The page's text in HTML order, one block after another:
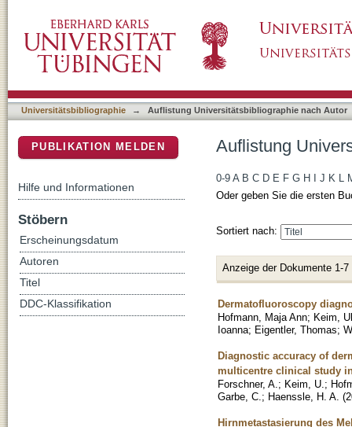
Universitätsbibliographie → Auflistung Universitätsbibliographie nach Autor
Auflistung
0-9 A B C D E F G H J K L
Oder geben Sie die ersten
Sortiert nach:
Anzeige der Dokumente 1-7
Dermatofluoroscopy
Hofmann, Maja Ann; Keim,
Ioanna; Eigentler, Thomas;
Diagnostic accuracy of
multicentre clinical study
Forschner, A. ; Keim, U. ;
Garbe, C. ; Haenssle, H. A. (
Hirnmetastasierung des
PUBLIKATION MELDEN
Hilfe und Informationen
Stöbern
Erscheinungsdatum
Autoren
Titel
DDC-Klassifikation